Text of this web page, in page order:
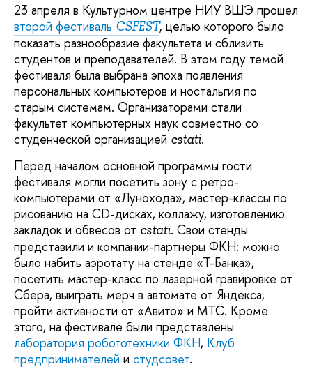
23 апреля в Культурном центре НИУ ВШЭ прошел
второй фестиваль CSFEST, целью которого было
показать разнообразие факультета и сблизить
студентов и преподавателей. В этом году темой
фестиваля была выбрана эпоха появления
персональных компьютеров и ностальгия по
старым системам. Организаторами стали
факультет компьютерных наук совместно со
студенческой организацией cstati.
Перед началом основной программы гости
фестиваля могли посетить зону с ретро-
компьютерами от «Лунохода», мастер-классы по
рисованию на CD-дисках, коллажу, изготовлению
закладок и обвесов от cstati. Свои стенды
представили и компании-партнеры ФКН: можно
было набить аэротату на стенде «Т-Банка»,
посетить мастер-класс по лазерной гравировке от
Сбера, выиграть мерч в автомате от Яндекса,
пройти активности от «Авито» и МТС. Кроме
этого, на фестивале были представлены
лаборатория робототехники ФКН, Клуб
предпринимателей и студсовет.